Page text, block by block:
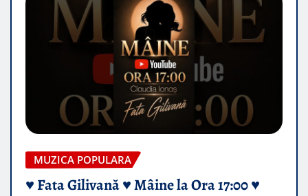
MUZICA POPULARA
♥️ Fata Gilivană ♥️ Mâine la Ora 17:00 ♥️